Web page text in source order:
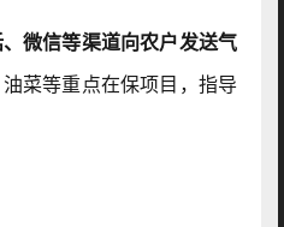
微信等渠道向农户发送气
菜等重点在保项目，指导